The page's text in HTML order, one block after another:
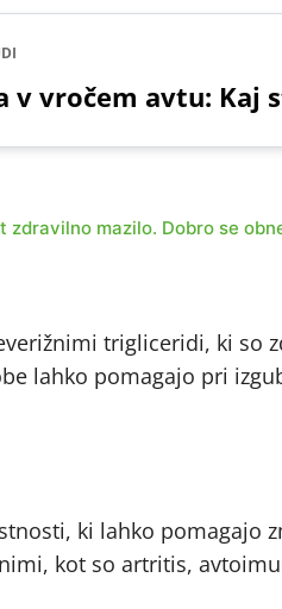
v vročem avtu: Kaj
mazilo. Dobro se
trigliceridi, ki so
lahko pomagajo pri
ki lahko pomagajo
kot so artritis,